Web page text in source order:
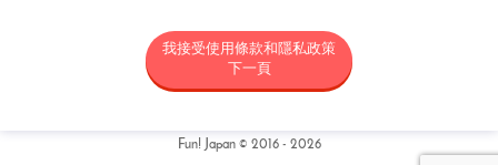
所謂「FUN! JAPAN」是以藉由將日本商品或服務介紹給各位亞洲消
費者，令各位對日本產生興趣為目的，為營運FUN! JAPAN網站（包
括但不限於以fun-japan.jp/tw為網域之網站。以下簡稱「本網
限資料提供以及社群媒體。）或提供其他相關服務之專案統稱（以
我接受使用條款和隱私政策
下一頁
Fun! Japan © 2016 - 2026